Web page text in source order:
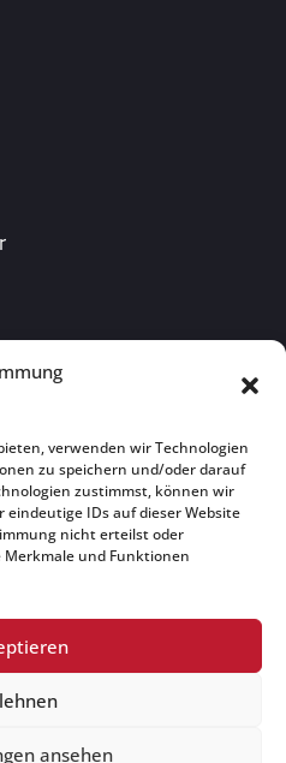
verwenden wir Technologien
zu speichern und/oder darauf
zustimmst, können wir
IDs auf dieser Website
nicht erteilst oder
und Funktionen
ansehen
|